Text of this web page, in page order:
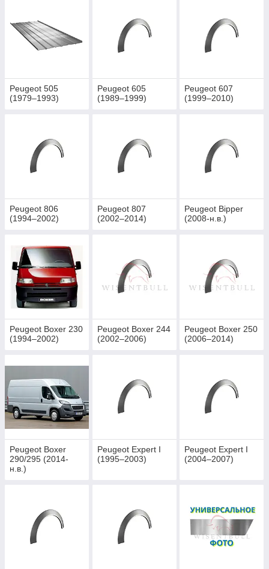
Peugeot 505
(1979–1993)
Peugeot 605
(1989–1999)
Peugeot 607
(1999–2010)
Peugeot 806
(1994–2002)
Peugeot 807
(2002–2014)
Peugeot Bipper
(2008-н.в.)
Peugeot Boxer 230
(1994–2002)
Peugeot Boxer 244
(2002–2006)
Peugeot Boxer 250
(2006–2014)
Peugeot Boxer
290/295 (2014-
н.в.)
Peugeot Expert I
(1995–2003)
Peugeot Expert I
(2004–2007)